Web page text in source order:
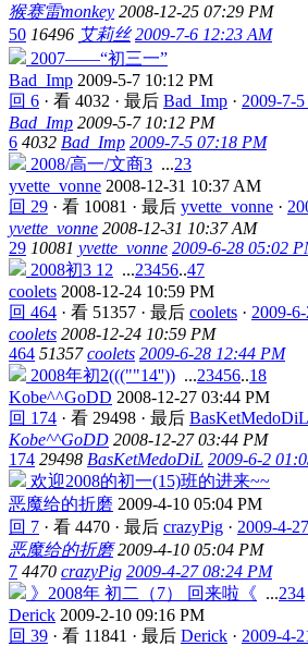
猴赛雷monkey 2008-12-25 07:29 PM
50 16496 艾莉丝 2009-7-6 12:23 AM
2007——“初三一”
Bad_Imp 2009-5-7 10:12 PM
回 6 · 看 4032 · 最后 Bad_Imp · 2009-7-
Bad_Imp 2009-5-7 10:12 PM
6 4032 Bad_Imp 2009-7-5 07:18 PM
2008/高一/文商3 ...23
yvette_vonne 2008-12-31 10:37 AM
回 29 · 看 10081 · 最后 yvette_vonne ·
yvette_vonne 2008-12-31 10:37 AM
29 10081 yvette_vonne 2009-6-28 05:02
2008初3 12 ...23456..47
coolets 2008-12-24 10:59 PM
回 464 · 看 51357 · 最后 coolets · 2009-
coolets 2008-12-24 10:59 PM
464 51357 coolets 2009-6-28 12:44 PM
2008年初2(((""14'')) ...23456..18
Kobe^^GoDD 2008-12-27 03:44 PM
回 174 · 看 29498 · 最后 BasKetMedoDiL
Kobe^^GoDD 2008-12-27 03:44 PM
174 29498 BasKetMedoDiL 2009-6-2
欢迎2008的初一(15)班的进来~~
恶魔给的折磨 2009-4-10 05:04 PM
回 7 · 看 4470 · 最后 crazyPig · 2009-4-
恶魔给的折磨 2009-4-10 05:04 PM
7 4470 crazyPig 2009-4-27 08:24 PM
》2008年 初二（7） 回来啦《 ...234
Derick 2009-2-10 09:16 PM
回 39 · 看 11841 · 最后 Derick · 2009-4-